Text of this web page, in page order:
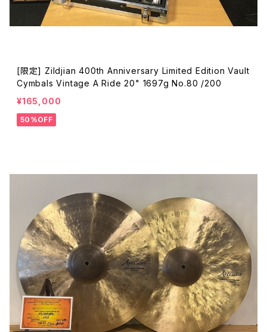
[限定] Zildjian 400th Anniversary Limited Edition Vault
Cymbals Vintage A Ride 20" 1697g No.80 /200
¥165,000
50%OFF